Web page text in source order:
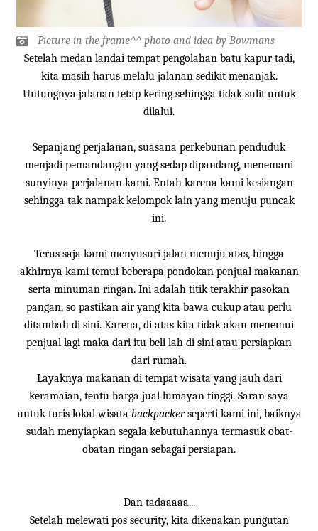
Picture in the frame^^ photo and idea by Bowmans
Setelah medan landai tempat pengolahan batu kapur tadi,
kita masih harus melalu jalanan sedikit menanjak.
Untungnya jalanan tetap kering sehingga tidak sulit untuk
dilalui.
Sepanjang perjalanan, suasana perkebunan penduduk
menjadi pemandangan yang sedap dipandang, menemani
sunyinya perjalanan kami. Entah karena kami kesiangan
sehingga tak nampak kelompok lain yang menuju puncak
ini.
Terus saja kami menyusuri jalan menuju atas, hingga
akhirnya kami temui beberapa pondokan penjual makanan
serta minuman ringan. Ini adalah titik terakhir pasokan
pangan, so pastikan air yang kita bawa cukup atau perlu
ditambah di sini. Karena, di atas kita tidak akan menemui
penjual lagi maka dari itu beli lah di sini atau persiapkan
dari rumah.
Layaknya makanan di tempat wisata yang jauh dari
keramaian, tentu harga jual lumayan tinggi. Saran saya
untuk turis lokal wisata backpackerseperti kami ini, baiknya
sudah menyiapkan segala kebutuhannya termasuk obat-
obatan ringan sebagai persiapan.
Dan tadaaaaa...
Setelah melewati pos security, kita dikenakan pungutan